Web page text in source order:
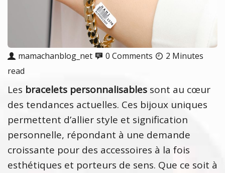
mamachanblog_net 0 Comments
2 Minutes
read
Les bracelets personnalisables sont au cœur
des tendances actuelles. Ces bijoux uniques
permettent d’allier style et signification
personnelle, répondant à une demande
croissante pour des accessoires à la fois
esthétiques et porteurs de sens. Que ce soit à